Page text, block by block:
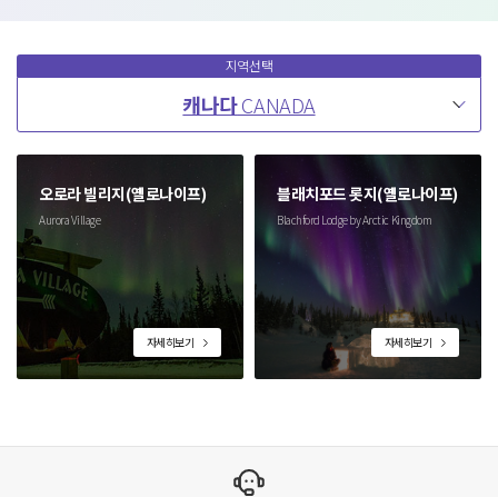
지역선택
캐나다CANADA
오로라 빌리지(옐로나이프)
Aurora Village
자세히보기
블래치포드 롯지(옐로나이프)
Blachford Lodge by Arctic Kingdom
자세히보기